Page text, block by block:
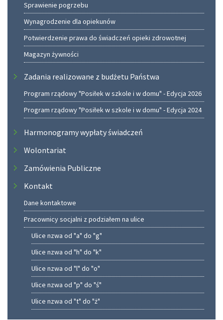
Sprawienie pogrzebu
Wynagrodzenie dla opiekunów
Potwierdzenie prawa do świadczeń opieki zdrowotnej
Magazyn żywności
Zadania realizowane z budżetu Państwa
Program rządowy "Posiłek w szkole i w domu" - Edycja 2026
Program rządowy "Posiłek w szkole i w domu" - Edycja 2024
Harmonogramy wypłaty świadczeń
Wolontariat
Zamówienia Publiczne
Kontakt
Dane kontaktowe
Pracownicy socjalni z podziałem na ulice
Ulice nzwa od "a" do "g"
Ulice nzwa od "h" do "k"
Ulice nzwa od "l" do "o"
Ulice nzwa od "p" do "ś"
Ulice nzwa od "t" do "ż"